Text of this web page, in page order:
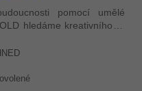
pomocí umělé